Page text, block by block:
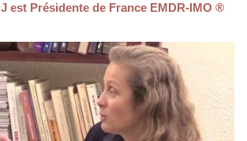
est Présidente de France EMDR-IMO ®